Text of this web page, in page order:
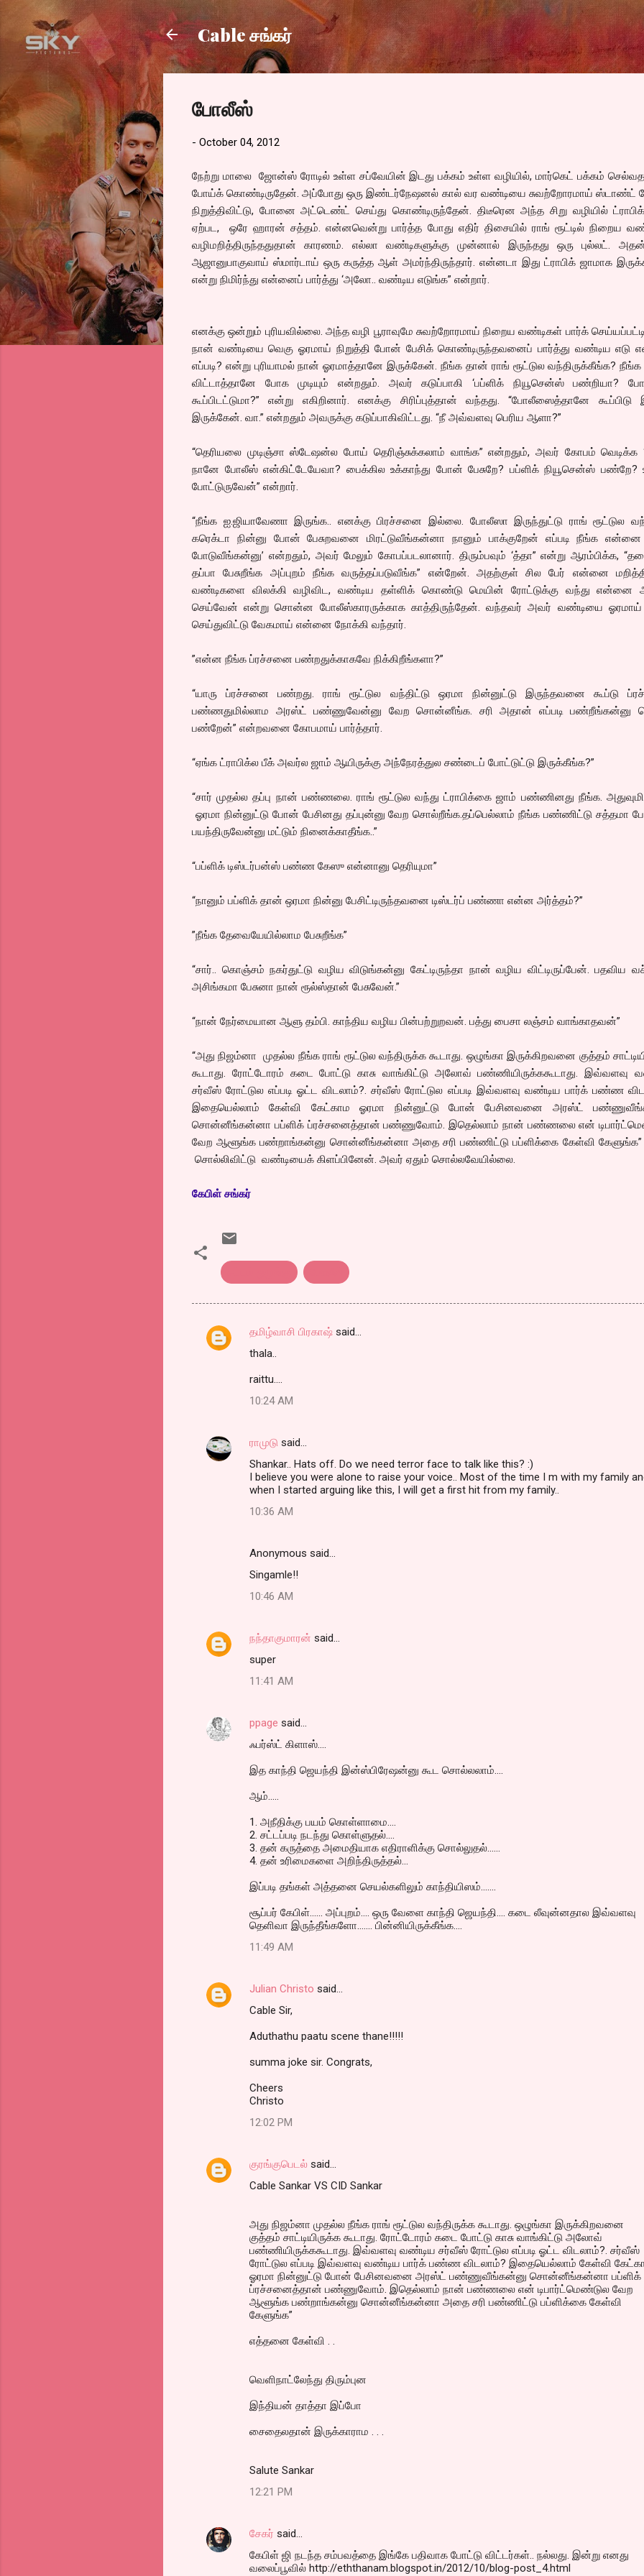
Skip to main content
Cable சங்கர்
போலீஸ்
- October 04, 2012
நேற்று மாலை ஜோன்ஸ் ரோடில் உள்ள சப்வேயின் இடது பக்கம் உள்ள வழியில், மார்கெட் பக்கம்
போய்க் கொண்டிருதேன். அப்போது ஒரு இண்டர்நேஷனல் கால் வர வண்டியை சுவற்றோரமாய் ஸ்டாண்ட்
நிறுத்திவிட்டு, போனை அட்டெண்ட் செய்து கொண்டிருந்தேன். திடீரென அந்த சிறு வழியில்
ஏற்பட, ஒரே ஹாரன் சத்தம். என்னவென்று பார்த்த போது எதிர் திசையில் ராங் ரூட்டில் நிறைய
வழிமறித்திருந்ததுதான் காரணம். எல்லா வண்டிகளுக்கு முன்னால் இருந்தது ஒரு புல்லட்.
ஆஜானுபாகுவாய் ஸ்மார்டாய் ஒரு கருத்த ஆள் அமர்ந்திருந்தார். என்னடா இது ட்ராபிக் ஜாமாக
என்று நிமிர்ந்து என்னைப் பார்த்து ‘அலோ.. வண்டிய எடுங்க” என்றார்.
எனக்கு ஒன்றும் புரியவில்லை. அந்த வழி பூராவுமே சுவற்றோரமாய் நிறைய வண்டிகள் பார்க்
நான் வண்டியை வெகு ஓரமாய் நிறுத்தி போன் பேசிக் கொண்டிருந்தவனைப் பார்த்து வண்டிய எடு
எப்படி? என்று புரியாமல் நான் ஓரமாத்தானே இருக்கேன். நீங்க தான் ராங் ரூட்டுல வந்திருக்கீங்க?
விட்டாத்தானே போக முடியும் என்றதும். அவர் கடுப்பாகி ‘பப்ளிக் நியூசென்ஸ் பண்றியா?
கூப்பிடட்டுமா?” என்று எகிறினார். எனக்கு சிரிப்புத்தான் வந்தது. “போலீஸைத்தானே கூப்பிடு
இருக்கேன். வா.” என்றதும் அவருக்கு கடுப்பாகிவிட்டது. “நீ அவ்வளவு பெரிய ஆளா?”
“தெரியலை முடிஞ்சா ஸ்டேஷன்ல போய் தெரிஞ்சுக்கலாம் வாங்க” என்றதும், அவர் கோபம் வெடிக்க
நானே போலீஸ் என்கிட்டேயேவா? பைக்கில உக்காந்து போன் பேசுறே? பப்ளிக் நியூசென்ஸ் பண்றே?
போட்டுருவேன்” என்றார்.
“நீங்க ஐ.ஜியாவேணா இருங்க.. எனக்கு பிரச்சனை இல்லை. போலீஸா இருந்துட்டு ராங் ரூட்டுல
கரெக்டா நின்னு போன் பேசுறவனை மிரட்டுவீங்கன்னா நானும் பாக்குறேன் எப்படி நீங்க
போடுவீங்கன்னு’ என்றதும், அவர் மேலும் கோபப்படலானார். திரும்பவும் ‘த்தா” என்று ஆரம்பிக்க,
தப்பா பேசுறீங்க அப்புறம் நீங்க வருத்தப்படுவீங்க” என்றேன். அதற்குள் சில பேர் என்னை
வண்டிகளை விலக்கி வழிவிட, வண்டிய தள்ளிக் கொண்டு மெயின் ரோட்டுக்கு வந்து என்னை
செய்வேன் என்று சொன்ன போலீஸ்காரருக்காக காத்திருந்தேன். வந்தவர் அவர் வண்டியை ஓரமாய்
செய்துவிட்டு வேகமாய் என்னை நோக்கி வந்தார்.
”என்ன நீங்க ப்ரச்சனை பண்றதுக்காகவே நிக்கிறீங்களா?”
“யாரு ப்ரச்சனை பண்றது. ராங் ரூட்டுல வந்திட்டு ஒரமா நின்னுட்டு இருந்தவனை கூப்டு
பண்ணதுமில்லாம அரஸ்ட் பண்ணுவேன்னு வேற சொன்னீங்க. சரி அதான் எப்படி பண்றீங்கன்னு
பண்றேன்” என்றவனை கோபமாய் பார்த்தார்.
“ஏங்க ட்ராபிக்ல பீக் அவர்ல ஜாம் ஆயிருக்கு அந்நேரத்துல சண்டைப் போட்டுட்டு இருக்கீங்க?”
“சார் முதல்ல தப்பு நான் பண்ணலை. ராங் ரூட்டுல வந்து ட்ராபிக்கை ஜாம் பண்ணினது நீங்க.
ஓரமா நின்னுட்டு போன் பேசினது தப்புன்னு வேற சொல்றீங்க.தப்பெல்லாம் நீங்க பண்ணிட்டு சத்தமா
பயந்திருவேன்னு மட்டும் நினைக்காதீங்க..”
“பப்ளிக் டிஸ்டர்பன்ஸ் பண்ண கேஸு என்னானு தெரியுமா”
“நானும் பப்ளிக் தான் ஒரமா நின்னு பேசிட்டிருந்தவனை டிஸ்டர்ப் பண்ணா என்ன அர்த்தம்?”
”நீங்க தேவையேயில்லாம பேசுறீங்க”
“சார்.. கொஞ்சம் நகர்துட்டு வழிய விடுங்கன்னு கேட்டிருந்தா நான் வழிய விட்டிருப்பேன். பதவிய
அசிங்கமா பேசுனா நான் ரூல்ஸ்தான் பேசுவேன்.”
“நான் நேர்மையான ஆளு தம்பி. காந்திய வழிய பின்பற்றுறவன். பத்து பைசா லஞ்சம் வாங்காதவன்”
“அது நிஜம்னா முதல்ல நீங்க ராங் ரூட்டுல வந்திருக்க கூடாது. ஒழுங்கா இருக்கிறவனை குத்தம்
கூடாது. ரோட்டோரம் கடை போட்டு காசு வாங்கிட்டு அலோவ் பண்ணியிருக்ககூடாது. இவ்வளவு
சர்வீஸ் ரோட்டுல எப்படி ஓட்ட விடலாம்?. சர்வீஸ் ரோட்டுல எப்படி இவ்வளவு வண்டிய பார்க் பண்ண
இதையெல்லாம் கேள்வி கேட்காம ஓரமா நின்னுட்டு போன் பேசினவனை அரஸ்ட்
சொன்னீங்கன்னா பப்ளிக் ப்ரச்சனைத்தான் பண்ணுவோம். இதெல்லாம் நான் பண்ணலை என்
வேற ஆளூங்க பண்றாங்கன்னு சொன்னீங்கன்னா அதை சரி பண்ணிட்டு பப்ளிக்கை கேள்வி கேளுங்க”
சொல்லிவிட்டு வண்டியைக் கிளப்பினேன். அவர் ஏதும் சொல்லவேயில்லை.
கேபிள் சங்கர்
C
n
t
தமிழ்வாசி பிரகாஷ் said…
thala..
raittu....
10:24 AM
ராமுடு said…
Shankar.. Hats off. Do we need terror face to talk like this? :)
I believe you were alone to raise your voice.. Most of the time I m with my family
when I started arguing like this, I will get a first hit from my family..
10:36 AM
Anonymous said…
Singamle!!
10:46 AM
நந்தாகுமாரன் said…
super
11:41 AM
ppage said…
ஃபர்ஸ்ட் கிளாஸ்....
இத காந்தி ஜெயந்தி இன்ஸ்பிரேஷன்னு கூட சொல்லலாம்....
ஆம்.....
1. அநீதிக்கு பயம் கொள்ளாமை....
2. சட்டப்படி நடந்து கொள்ளுதல்....
3. தன் கருத்தை அமைதியாக எதிராளிக்கு சொல்லுதல்......
4. தன் உரிமைகளை அறிந்திருத்தல்...
இப்படி தங்கள் அத்தனை செயல்களிலும் காந்தியிஸம்.......
சூப்பர் கேபிள்...... அப்புறம்.... ஒரு வேளை காந்தி ஜெயந்தி.... கடை லீவுன்னதால இவ்வளவு
தெளிவா இருந்தீங்களோ....... பின்னியிருக்கீங்க....
11:49 AM
Julian Christo said…
Cable Sir,
Aduthathu paatu scene thane!!!!!
summa joke sir. Congrats,
Cheers
Christo
12:02 PM
குரங்குபெடல் said…
Cable Sankar VS CID Sankar
அது நிஜம்னா முதல்ல நீங்க ராங் ரூட்டுல வந்திருக்க கூடாது. ஒழுங்கா இருக்கிறவனை
குத்தம் சாட்டியிருக்க கூடாது. ரோட்டோரம் கடை போட்டு காசு வாங்கிட்டு அலோவ்
பண்ணியிருக்ககூடாது. இவ்வளவு வண்டிய சர்வீஸ் ரோட்டுல எப்படி ஓட்ட விடலாம்?. சர்வீஸ்
ரோட்டுல எப்படி இவ்வளவு வண்டிய பார்க் பண்ண விடலாம்? இதையெல்லாம் கேள்வி
ஓரமா நின்னுட்டு போன் பேசினவனை அரஸ்ட் பண்ணுவீங்கன்னு சொன்னீங்கன்னா பப்ளிக்
ப்ரச்சனைத்தான் பண்ணுவோம். இதெல்லாம் நான் பண்ணலை என் டிபார்ட்மெண்டுல வேற
ஆளூங்க பண்றாங்கன்னு சொன்னீங்கன்னா அதை சரி பண்ணிட்டு பப்ளிக்கை கேள்வி
கேளுங்க”
எத்தனை கேள்வி . .
வெளிநாட்லேந்து திரும்புன
இந்தியன் தாத்தா இப்போ
சைதைலதான் இருக்காராம . . .
Salute Sankar
12:21 PM
சேகர் said…
கேபிள் ஜி நடந்த சம்பவத்தை இங்கே பதிவாக போட்டு விட்டர்கள்.. நல்லது. இன்று எனது
வலைப்பூவில் http://eththanam.blogspot.in/2012/10/blog-post_4.html